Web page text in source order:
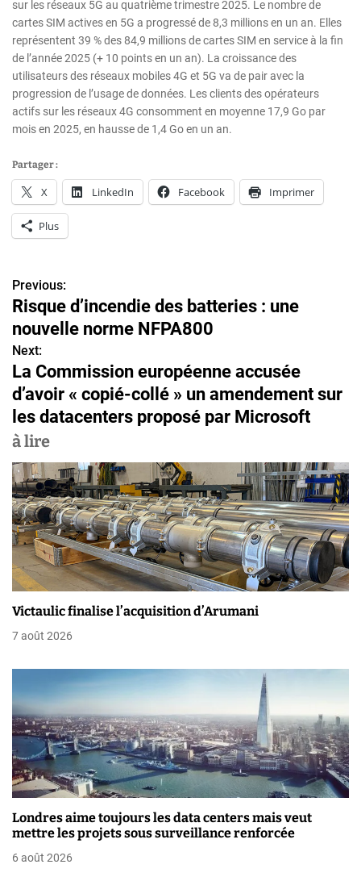
sur les réseaux 5G au quatrième trimestre 2025. Le nombre de
cartes SIM actives en 5G a progressé de 8,3 millions en un an. Elles
représentent 39 % des 84,9 millions de cartes SIM en service à la fin
de l’année 2025 (+ 10 points en un an). La croissance des
utilisateurs des réseaux mobiles 4G et 5G va de pair avec la
progression de l’usage de données. Les clients des opérateurs
actifs sur les réseaux 4G consomment en moyenne 17,9 Go par
mois en 2025, en hausse de 1,4 Go en un an.
Partager :
X LinkedIn Facebook Imprimer
Plus
N
a
v
i
g
a
t
i
o
n
d
e
’
a
r
t
i
c
Previous:
Risque d’incendie des batteries : une
nouvelle norme NFPA800
Next:
La Commission européenne accusée
d’avoir « copié-collé » un amendement sur
les datacenters proposé par Microsoft
à lire
Victaulic finalise l’acquisition d’Arumani
7 août 2026
Londres aime toujours les data centers mais veut
mettre les projets sous surveillance renforcée
6 août 2026